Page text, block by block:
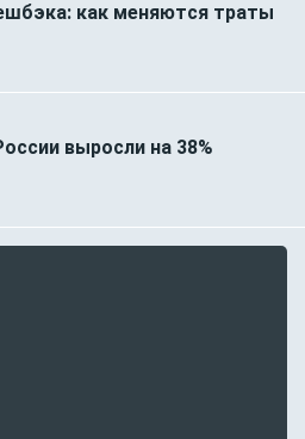
как меняются траты
выросли на 38%